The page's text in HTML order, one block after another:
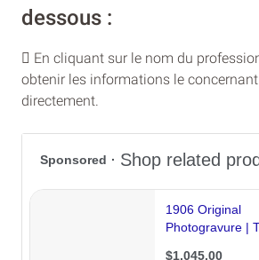
dessous :
En cliquant sur le nom du
obtenir les informations le
directement.